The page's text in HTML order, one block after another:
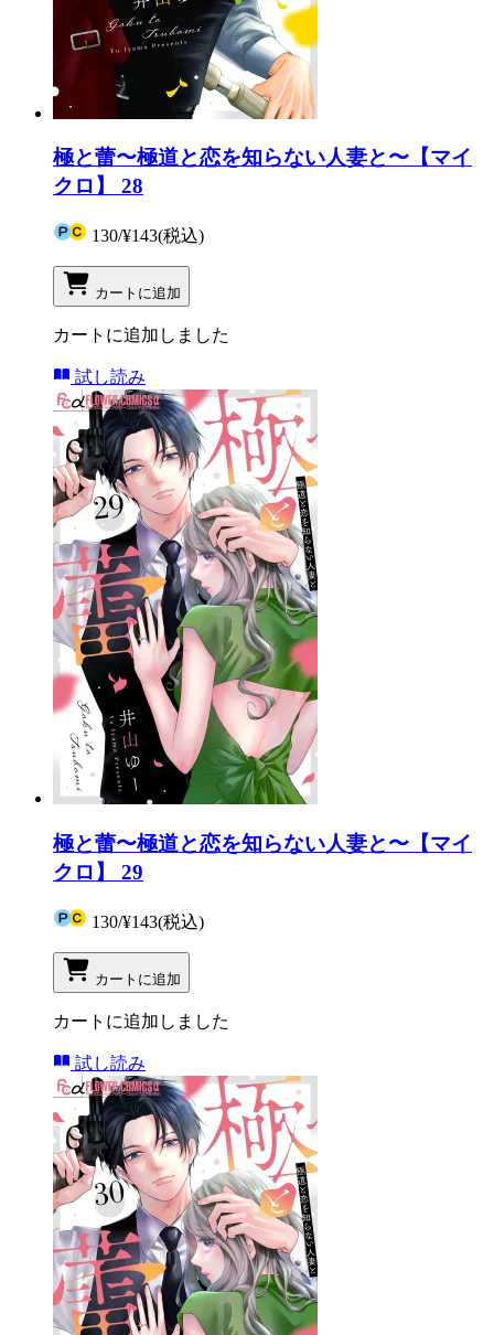
極と蕾〜極道と恋を知らない人妻と〜【マイ
クロ】 28
130/¥143(税込)
カートに追加
カートに追加しました
試し読み
極と蕾〜極道と恋を知らない人妻と〜【マイ
クロ】 29
130/¥143(税込)
カートに追加
カートに追加しました
試し読み